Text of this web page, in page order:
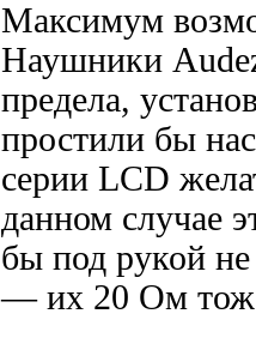
Максимум
Наушники
предела,
простили бы
серии LCD
данном случае
бы под рукой
— их 20 Ом